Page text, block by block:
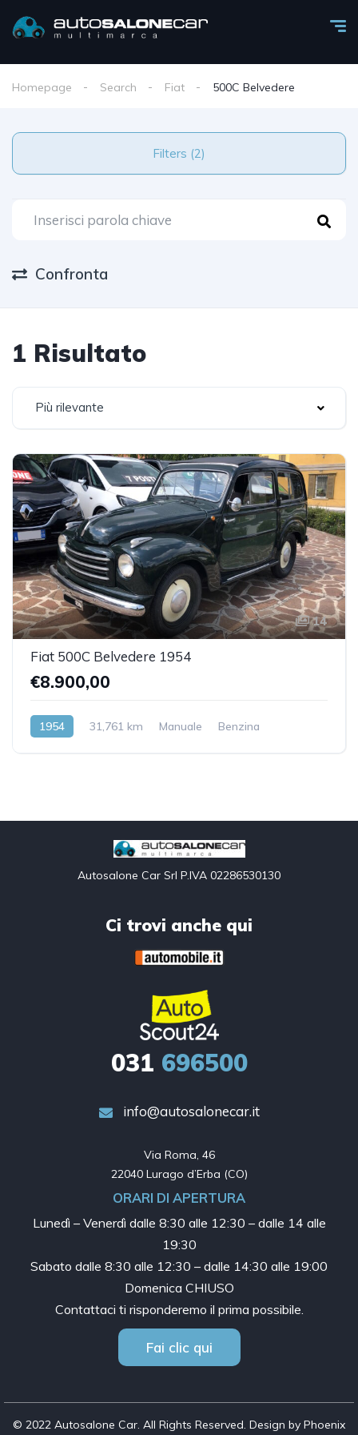
Homepage Search Fiat 500C Belvedere
Filters (2)
Confronta
1 Risultato
Più rilevante
14
Fiat 500C Belvedere 1954
€8.900,00
1954 31,761 km Manuale
Benzina
Autosalone Car Srl P.IVA 02286530130
Ci trovi anche qui
031 696500
info@autosalonecar.it
Via Roma, 46
22040 Lurago d’Erba (CO)
ORARI DI APERTURA
Lunedì – Venerdì dalle 8:30 alle 12:30 – dalle 14 alle
19:30
Sabato dalle 8:30 alle 12:30 – dalle 14:30 alle 19:00
Domenica CHIUSO
Contattaci ti risponderemo il prima possibile.
Fai clic qui
© 2022 Autosalone Car. All Rights Reserved. Design by Phoenix